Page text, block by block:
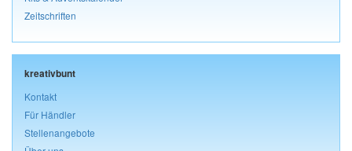
Zeitschriften
kreativbunt
Kontakt
Für Händler
Stellenangebote